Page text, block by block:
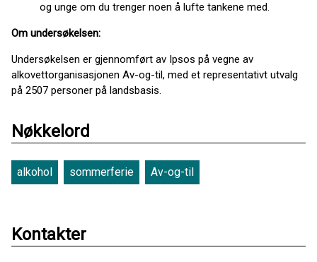
og unge om du trenger noen å lufte tankene med.
Om undersøkelsen:
Undersøkelsen er gjennomført av Ipsos på vegne av
alkovettorganisasjonen Av-og-til, med et representativt utvalg
på 2507 personer på landsbasis.
Nøkkelord
alkohol sommerferie Av-og-til
Kontakter